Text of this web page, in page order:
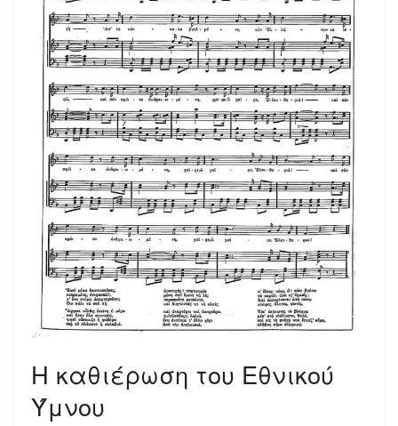
Η καθιέρωση του Εθνικού
Ύμνου